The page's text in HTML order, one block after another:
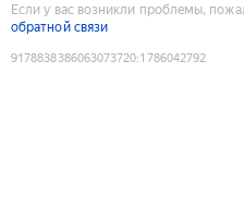
Если у вас возникли проблемы,
обратной связи
9178838386063073720:1786042792